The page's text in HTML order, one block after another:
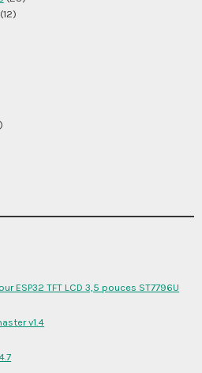
(12)
ESP32 TFT LCD 3,5 pouces ST7796U
v1.4